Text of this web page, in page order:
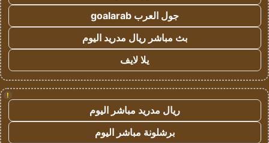
جول العرب goalarab
بث مباشر ريال مدريد اليوم
يلا لايف
!
ريال مدريد مباشر اليوم
برشلونة مباشر اليوم